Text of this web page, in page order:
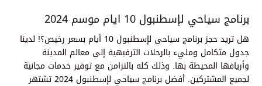
برنامج سياحي لإسطنبول 10 ايام موسم 2024
هل تريد حجز برنامج سياحي لإسطنبول 10 أيام بسعر رخيص؟! لدينا
جدول متكامل ومليء بالرحلات الترفيهية إلى معالم المدينة
وأريافها المحيطة بها. وذلك كله بالتزامن مع توفير خدمات مجانية
لجميع المشتركين. أفضل برنامج سياحي لإسطنبول 2024 تشتهر